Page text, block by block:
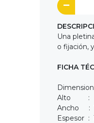
Una
o fijación,
FICHA
Alto :
Ancho :
Espesor :